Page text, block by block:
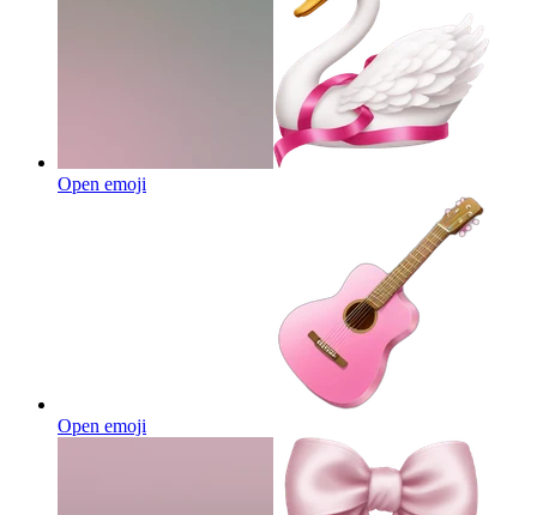
Open emoji
Open emoji